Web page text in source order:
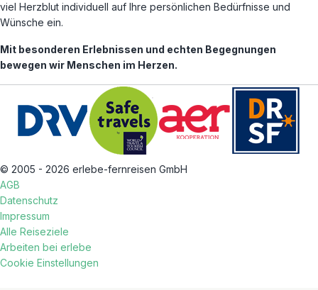
viel Herzblut individuell auf Ihre persönlichen Bedürfnisse und
Wünsche ein.
Mit besonderen Erlebnissen und echten Begegnungen
bewegen wir Menschen im Herzen.
© 2005 - 2026 erlebe-fernreisen GmbH
AGB
Datenschutz
Impressum
Alle Reiseziele
Arbeiten bei erlebe
Cookie Einstellungen